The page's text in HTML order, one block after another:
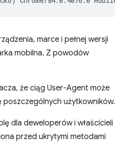
marce i pełnej wersji
mobilna. Z powodów
że ciąg User-Agent może
użytkowników.
dla deweloperów i właścicieli
przed ukrytymi metodami